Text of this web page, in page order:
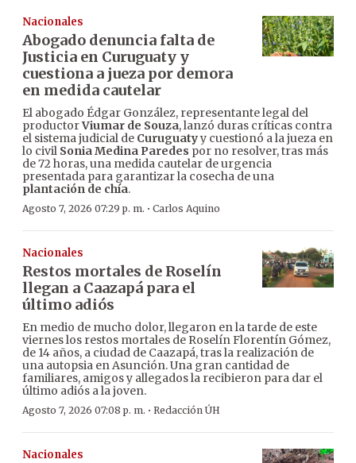
Nacionales
Abogado denuncia falta de
Justicia en Curuguaty y
cuestiona a jueza por demora
en medida cautelar
El abogado Édgar González, representante legal del
productorViumar de Souza, lanzó duras críticas contra
el sistema judicial de Curuguatyy cuestionó a la jueza en
lo civil Sonia Medina Paredes por no resolver, tras más
de 72 horas, una medida cautelar de urgencia
presentada para garantizar la cosecha de una
plantación de chía.
Agosto 7, 2026 07:29 p. m. · Carlos Aquino
Nacionales
Restos mortales de Roselín
llegan a Caazapá para el
último adiós
En medio de mucho dolor, llegaron en la tarde de este
viernes los restos mortales de Roselín Florentín Gómez,
de 14 años, a ciudad de Caazapá, tras la realización de
una autopsia en Asunción. Una gran cantidad de
familiares, amigos y allegados la recibieron para dar el
último adiós a la joven.
Agosto 7, 2026 07:08 p. m. · Redacción ÚH
Nacionales